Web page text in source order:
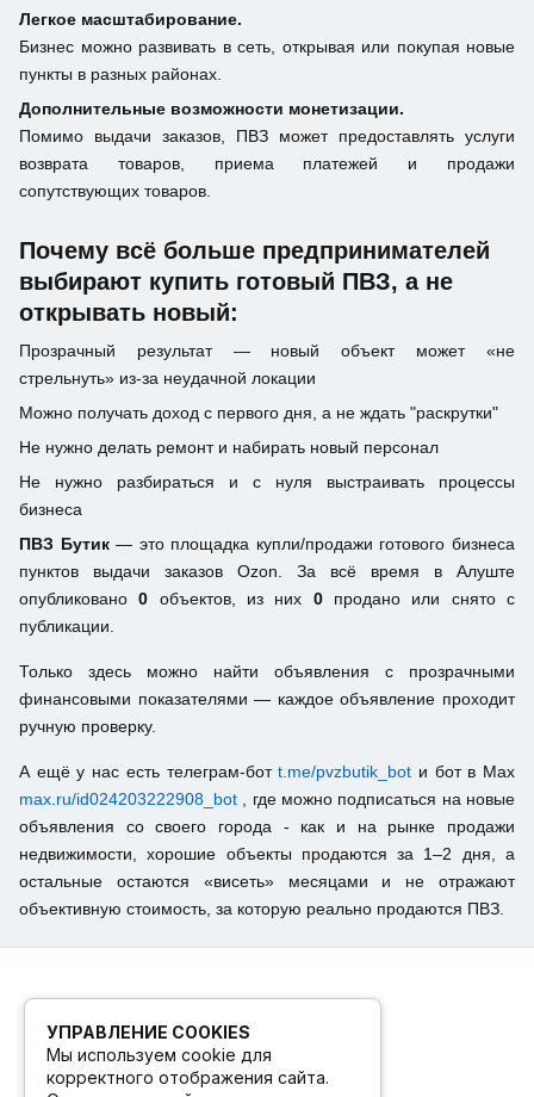
Легкое масштабирование.
Бизнес можно развивать в сеть, открывая или покупая новые
пункты в разных районах.
Дополнительные возможности монетизации.
Помимо выдачи заказов, ПВЗ может предоставлять услуги
возврата товаров, приема платежей и продажи
сопутствующих товаров.
Почему всё больше предпринимателей
выбирают купить готовый ПВЗ, а не
открывать новый:
Прозрачный результат — новый объект может «не
стрельнуть» из-за неудачной локации
Можно получать доход с первого дня, а не ждать "раскрутки"
Не нужно делать ремонт и набирать новый персонал
Не нужно разбираться и с нуля выстраивать процессы
бизнеса
ПВЗ Бутик— это площадка купли/продажи готового бизнеса
пунктов выдачи заказов Ozon. За всё время в Алуште
опубликовано0 объектов, из них 0продано или снято с
публикации.
Только здесь можно найти объявления с прозрачными
финансовыми показателями — каждое объявление проходит
ручную проверку.
А ещё у нас есть телеграм-ботt.me/pvzbutik_bot и бот в Max
max.ru/id024203222908_bot
, где можно подписаться на новые
объявления со своего города - как и на рынке продажи
недвижимости, хорошие объекты продаются за 1–2 дня, а
остальные остаются «висеть» месяцами и не отражают
объективную стоимость, за которую реально продаются ПВЗ.
УПРАВЛЕНИЕ COOKIES
Мы используем cookie для
корректного отображения сайта.